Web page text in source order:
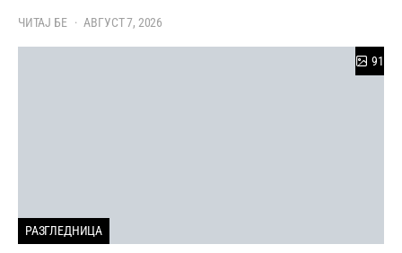
ЧИТАЈ БЕ АВГУСТ 7, 2026
РАЗГЛЕДНИЦА
91